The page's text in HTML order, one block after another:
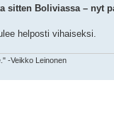
sitten Boliviassa – nyt
helposti vihaiseksi.
-Veikko Leinonen